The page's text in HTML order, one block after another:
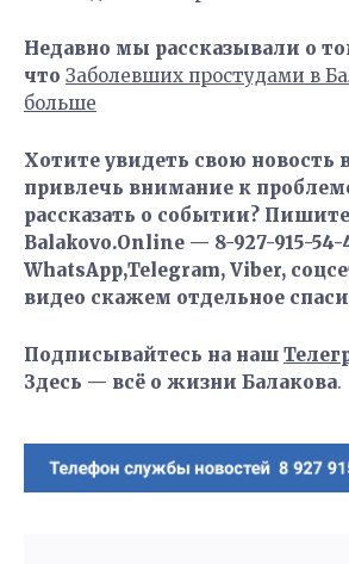
Недавно мы рассказывали о
что Заболевших простудами в
больше
Хотите увидеть свою новость
привлечь внимание к
рассказать о событии?
Balakovo.Online — 8-927-915-
WhatsApp,Telegram, Viber,
видео скажем отдельное
Подписывайтесь на наш
Здесь — всё о жизни Балакова.